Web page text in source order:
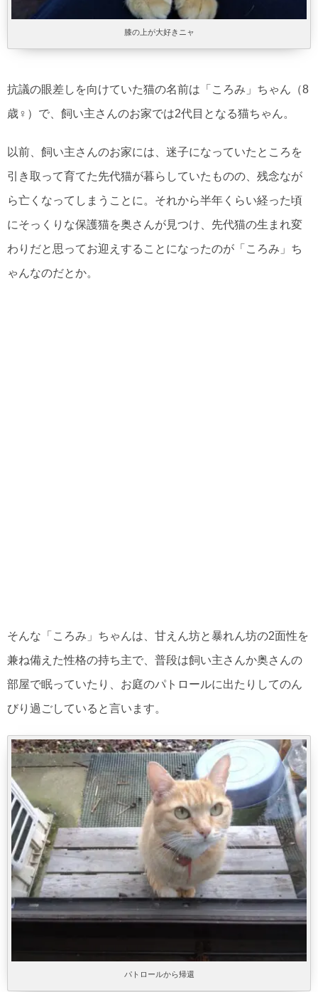
膝の上が大好きニャ
抗議の眼差しを向けていた猫の名前は「ころみ」ちゃん（8
歳♀）で、飼い主さんのお家では2代目となる猫ちゃん。
以前、飼い主さんのお家には、迷子になっていたところを
引き取って育てた先代猫が暮らしていたものの、残念なが
ら亡くなってしまうことに。それから半年くらい経った頃
にそっくりな保護猫を奥さんが見つけ、先代猫の生まれ変
わりだと思ってお迎えすることになったのが「ころみ」ち
ゃんなのだとか。
そんな「ころみ」ちゃんは、甘えん坊と暴れん坊の2面性を
兼ね備えた性格の持ち主で、普段は飼い主さんか奥さんの
部屋で眠っていたり、お庭のパトロールに出たりしてのん
びり過ごしていると言います。
パトロールから帰還